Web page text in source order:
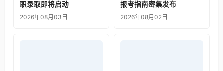
职录取即将启动
2026年08月03日
报考指南密集发布
2026年08月02日